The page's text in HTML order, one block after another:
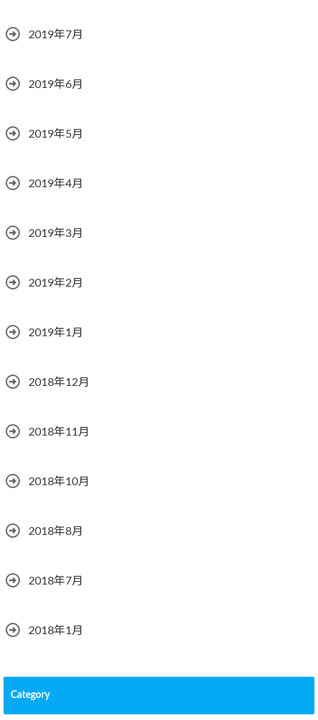
2019年7月
2019年6月
2019年5月
2019年4月
2019年3月
2019年2月
2019年1月
2018年12月
2018年11月
2018年10月
2018年8月
2018年7月
2018年1月
Category